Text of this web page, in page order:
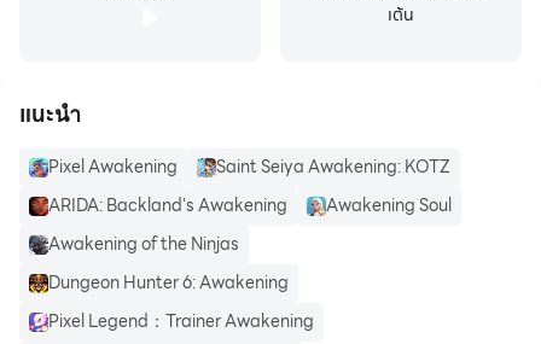
เต้น
แนะนำ
Pixel Awakening
Saint Seiya Awakening: KOTZ
ARIDA: Backland's Awakening
Awakening Soul
Awakening of the Ninjas
Dungeon Hunter 6: Awakening
Pixel Legend：Trainer Awakening